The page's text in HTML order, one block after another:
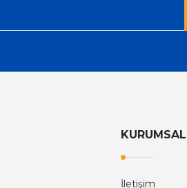
KURUMSAL
İletişim